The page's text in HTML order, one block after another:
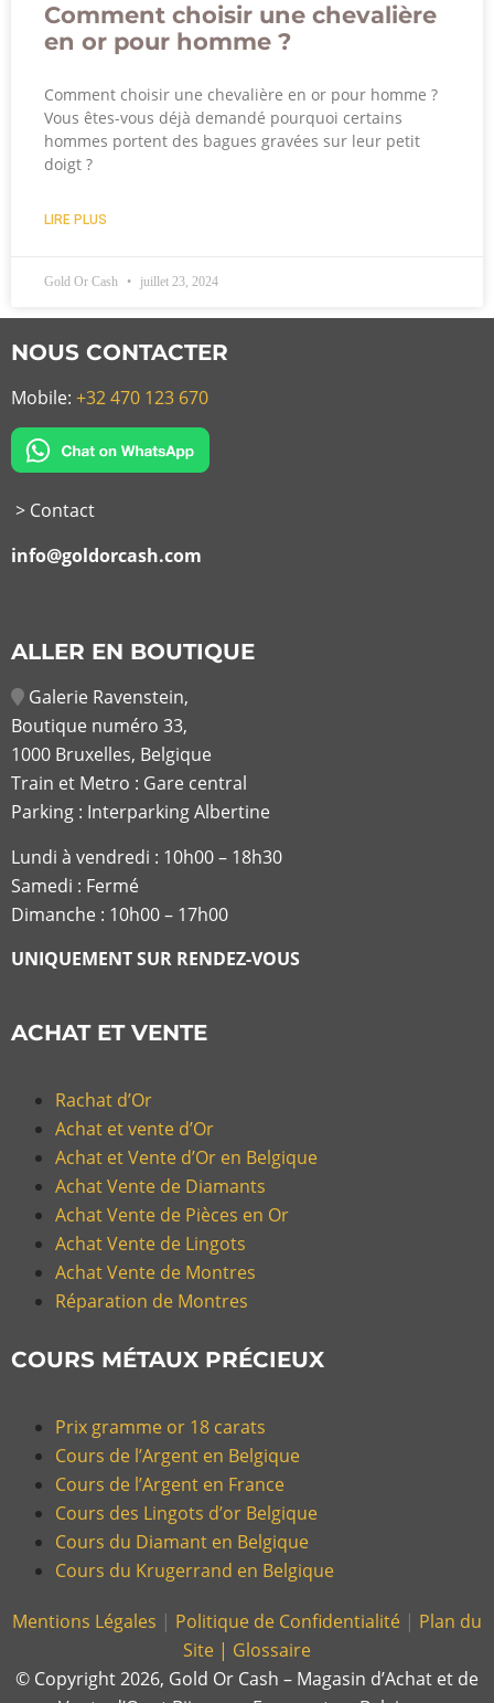
Comment choisir une chevalière
en or pour homme ?
Comment choisir une chevalière en or pour homme ?
Vous êtes-vous déjà demandé pourquoi certains
hommes portent des bagues gravées sur leur petit
doigt ?
LIRE PLUS
Gold Or Cash juillet 23, 2024
NOUS CONTACTER
Mobile: +32 470 123 670
> Contact
info@goldorcash.com
ALLER EN BOUTIQUE
Galerie Ravenstein,
Boutique numéro 33,
1000 Bruxelles, Belgique
Train et Metro : Gare central
Parking : Interparking Albertine
Lundi à vendredi : 10h00 – 18h30
Samedi : Fermé
Dimanche : 10h00 – 17h00
UNIQUEMENT SUR RENDEZ-VOUS
ACHAT ET VENTE
Rachat d’Or
Achat et vente d’Or
Achat et Vente d’Or en Belgique
Achat Vente de Diamants
Achat Vente de Pièces en Or
Achat Vente de Lingots
Achat Vente de Montres
Réparation de Montres
COURS MÉTAUX PRÉCIEUX
Prix gramme or 18 carats
Cours de l’Argent en Belgique
Cours de l’Argent en France
Cours des Lingots d’or Belgique
Cours du Diamant en Belgique
Cours du Krugerrand en Belgique
Mentions Légales | Politique de Confidentialité | Plan du
Site | Glossaire
© Copyright 2026, Gold Or Cash – Magasin d’Achat et de